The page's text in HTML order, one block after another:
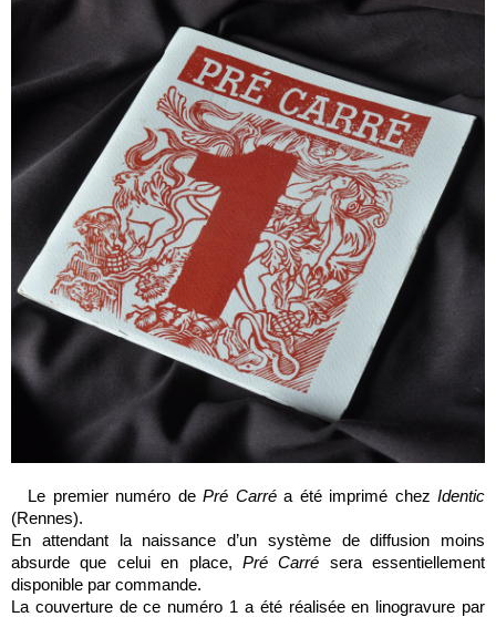
Le premier numéro de Pré Carréa été imprimé chez Identic
(Rennes).
En attendant la naissance d’un système de diffusion moins
absurde que celui en place, Pré Carré sera essentiellement
disponible par commande.
La couverture de ce numéro 1 a été réalisée en linogravure par